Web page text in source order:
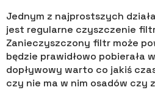
Jednym z najprostszych
jest regularne czyszczenie
Zanieczyszczony filtr może
będzie prawidłowo pobierała
dopływowy warto co jakiś
czy nie ma w nim osadów czy